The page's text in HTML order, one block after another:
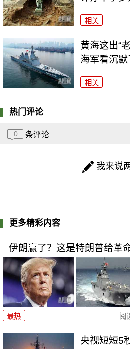
相关
黄海这出“
海军看沉默
相关
热门评论
0 条评论
我来说
更多精彩内容
伊朗赢了？这是特朗普给革
最热 阅
央视短短5